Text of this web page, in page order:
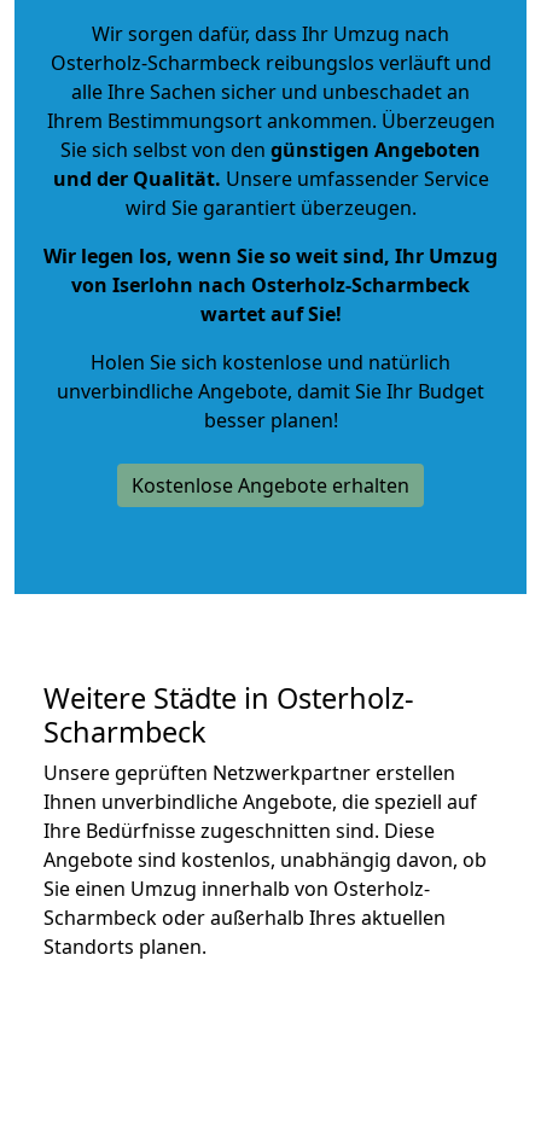
Wir sorgen dafür, dass Ihr Umzug nach
Osterholz-Scharmbeck reibungslos verläuft und
alle Ihre Sachen sicher und unbeschadet an
Ihrem Bestimmungsort ankommen. Überzeugen
Sie sich selbst von den günstigen Angeboten
und der Qualität. Unsere umfassender Service
wird Sie garantiert überzeugen.
Wir legen los, wenn Sie so weit sind, Ihr Umzug
von Iserlohn nach Osterholz-Scharmbeck
wartet auf Sie!
Holen Sie sich kostenlose und natürlich
unverbindliche Angebote, damit Sie Ihr Budget
besser planen!
Kostenlose Angebote erhalten
Weitere Städte in Osterholz-
Scharmbeck
Unsere geprüften Netzwerkpartner erstellen
Ihnen unverbindliche Angebote, die speziell auf
Ihre Bedürfnisse zugeschnitten sind. Diese
Angebote sind kostenlos, unabhängig davon, ob
Sie einen Umzug innerhalb von Osterholz-
Scharmbeck oder außerhalb Ihres aktuellen
Standorts planen.